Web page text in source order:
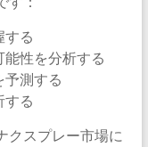
する
性を分析する
予測する
する
クスプレー市場に